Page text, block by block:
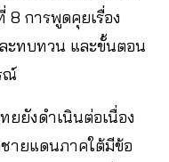
การพูดคุยเรื่อง
ะทบทวน และขั้นตอน
ณ์
ยยังดำเนินต่อเนื่อง
ายแดนภาคใต้มีข้อ